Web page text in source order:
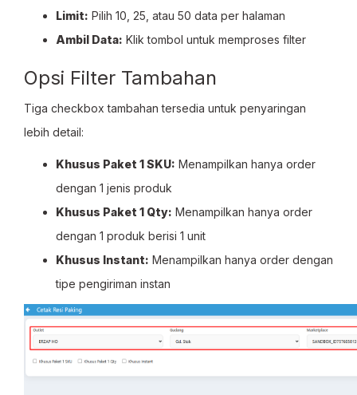
Limit: Pilih 10, 25, atau 50 data per halaman
Ambil Data: Klik tombol untuk memproses filter
Opsi Filter Tambahan
Tiga checkbox tambahan tersedia untuk penyaringan
lebih detail:
Khusus Paket 1 SKU: Menampilkan hanya order
dengan 1 jenis produk
Khusus Paket 1 Qty: Menampilkan hanya order
dengan 1 produk berisi 1 unit
Khusus Instant: Menampilkan hanya order dengan
tipe pengiriman instan